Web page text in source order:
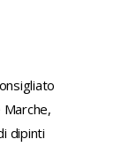
dipinti